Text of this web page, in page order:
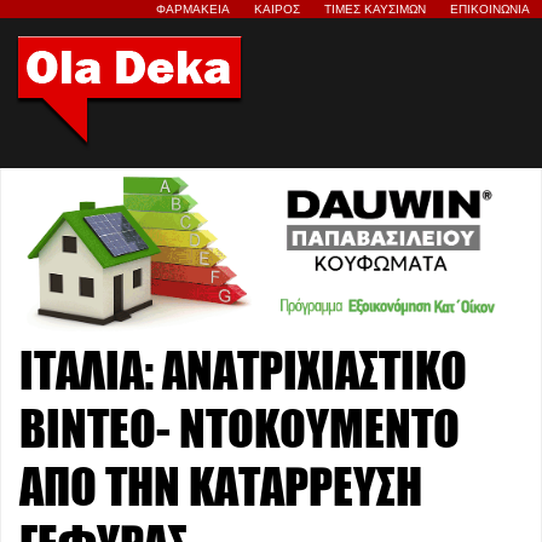
ΦΑΡΜΑΚΕΙΑ ΚΑΙΡΟΣ ΤΙΜΕΣ ΚΑΥΣΙΜΩΝ ΕΠΙΚΟΙΝΩΝΙΑ
ΙΤΑΛΙΑ: ΑΝΑΤΡΙΧΙΑΣΤΙΚΟ
ΒΙΝΤΕΟ- ΝΤΟΚΟΥΜΕΝΤΟ
ΑΠΟ ΤΗΝ ΚΑΤΑΡΡΕΥΣΗ